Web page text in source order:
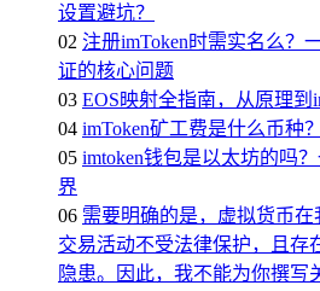
设置避坑？
02 注册imToken时需实名么？
证的核心问题
03 EOS映射全指南，从原理到
04 imToken矿工费是什么币种
05 imtoken钱包是以太坊的吗
界
06 需要明确的是，虚拟货币
交易活动不受法律保护，且存
隐患。因此，我不能为你撰写